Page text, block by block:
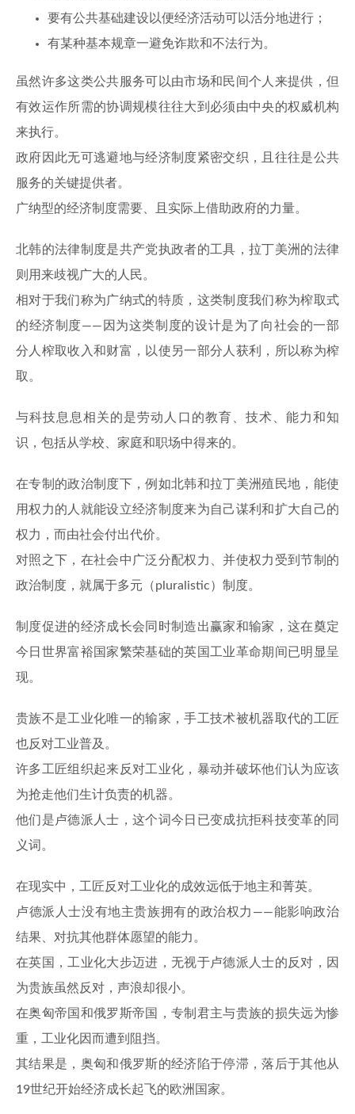
要有公共基础建设以便经济活动可以活分地进行；
有某种基本规章一避免诈欺和不法行为。
虽然许多这类公共服务可以由市场和民间个人来提供，但
有效运作所需的协调规模往往大到必须由中央的权威机构
来执行。
政府因此无可逃避地与经济制度紧密交织，且往往是公共
服务的关键提供者。
广纳型的经济制度需要、且实际上借助政府的力量。
北韩的法律制度是共产党执政者的工具，拉丁美洲的法律
则用来歧视广大的人民。
相对于我们称为广纳式的特质，这类制度我们称为榨取式
的经济制度——因为这类制度的设计是为了向社会的一部
分人榨取收入和财富，以使另一部分人获利，所以称为榨
取。
与科技息息相关的是劳动人口的教育、技术、能力和知
识，包括从学校、家庭和职场中得来的。
在专制的政治制度下，例如北韩和拉丁美洲殖民地，能使
用权力的人就能设立经济制度来为自己谋利和扩大自己的
权力，而由社会付出代价。
对照之下，在社会中广泛分配权力、并使权力受到节制的
政治制度，就属于多元（pluralistic）制度。
制度促进的经济成长会同时制造出赢家和输家，这在奠定
今日世界富裕国家繁荣基础的英国工业革命期间已明显呈
现。
贵族不是工业化唯一的输家，手工技术被机器取代的工匠
也反对工业普及。
许多工匠组织起来反对工业化，暴动并破坏他们认为应该
为抢走他们生计负责的机器。
他们是卢德派人士，这个词今日已变成抗拒科技变革的同
义词。
在现实中，工匠反对工业化的成效远低于地主和菁英。
卢德派人士没有地主贵族拥有的政治权力——能影响政治
结果、对抗其他群体愿望的能力。
在英国，工业化大步迈进，无视于卢德派人士的反对，因
为贵族虽然反对，声浪却很小。
在奥匈帝国和俄罗斯帝国，专制君主与贵族的损失远为惨
重，工业化因而遭到阻挡。
其结果是，奥匈和俄罗斯的经济陷于停滞，落后于其他从
19世纪开始经济成长起飞的欧洲国家。